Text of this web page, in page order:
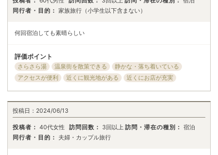
同行者・目的： 家族旅行（小学生以下含まない）
何回宿泊しても素晴らしい
評価ポイント
さらさら湯 温泉街を散策できる
静かな・落ち着いている
アクセスが便利
近くに観光地がある 近くにお店が充実
投稿日： 2024/06/13
投稿者： 40代女性 訪問回数： 3回以上 訪問・滞在の種別： 宿泊
同行者・目的： 夫婦・カップル旅行